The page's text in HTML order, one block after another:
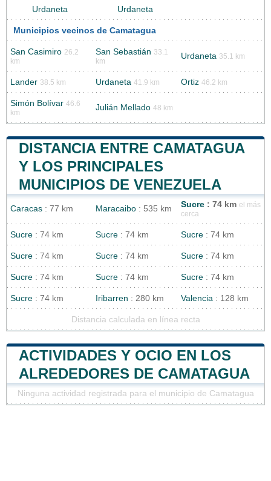
Urdaneta Urdaneta
Municipios vecinos de Camatagua
San Casimiro 26.2
km
San Sebastián 33.1
km
Urdaneta 35.1 km
Lander 38.5 km Urdaneta 41.9 km Ortiz 46.2 km
Simón Bolívar 46.6
km
Julián Mellado 48 km
DISTANCIA ENTRE CAMATAGUA
Y LOS PRINCIPALES
MUNICIPIOS DE VENEZUELA
Caracas : 77 km Maracaibo : 535 km Sucre : 74 km el más
cerca
Sucre : 74 km Sucre : 74 km Sucre : 74 km
Sucre : 74 km Sucre : 74 km Sucre : 74 km
Sucre : 74 km Sucre : 74 km Sucre : 74 km
Sucre : 74 km Iribarren : 280 km Valencia : 128 km
Distancia calculada en línea recta
ACTIVIDADES Y OCIO EN LOS
ALREDEDORES DE CAMATAGUA
Ninguna actividad registrada para el municipio de Camatagua